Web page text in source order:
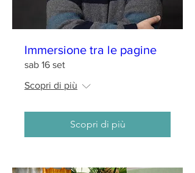
Immersione tra le pagine
sab 16 set
Scopri di più
Scopri di più